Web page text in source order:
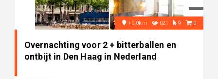
+0.0km 621 9 0
Overnachting voor 2 + bitterballen en
ontbijt in Den Haag in Nederland